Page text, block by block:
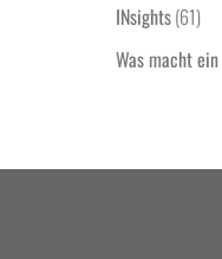
INsights(61)
Was macht